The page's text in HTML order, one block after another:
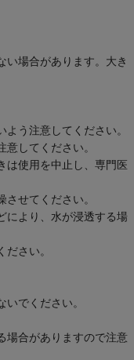
い場合があります。大き
う注意してください。
してください。
は使用を中止し、専門医
せてください。
により、水が浸透する場
さい。
でください。
場合がありますので注意